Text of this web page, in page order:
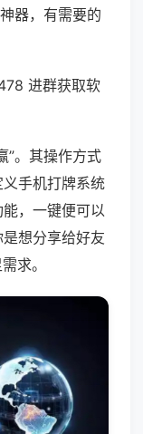
器，有需要的
进群获取软
”。其操作方式
手机打牌系统
，一键便可以
想分享给好友
求。